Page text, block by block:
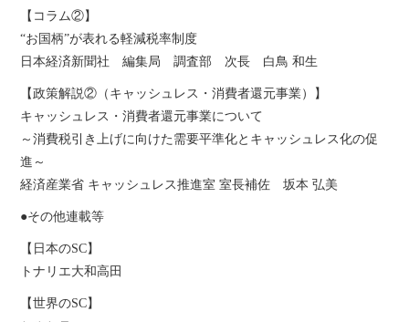
【コラム②】
“お国柄”が表れる軽減税率制度
日本経済新聞社 編集局 調査部 次長 白鳥 和生
【政策解説②（キャッシュレス・消費者還元事業）】
キャッシュレス・消費者還元事業について
～消費税引き上げに向けた需要平準化とキャッシュレス化の促
進～
経済産業省 キャッシュレス推進室 室長補佐 坂本 弘美
●その他連載等
【日本のSC】
トナリエ大和高田
【世界のSC】